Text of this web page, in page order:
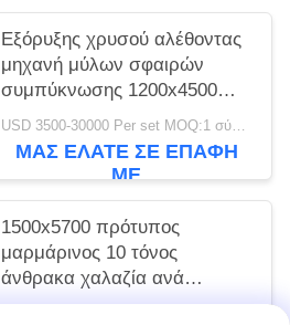
Εξόρυξης χρυσού αλέθοντας
μηχανή μύλων σφαιρών
συμπύκνωσης 1200x4500
κεραμική
USD 3500-30000 Per set MOQ:1 σύνολο
ΜΑΣ ΕΛΆΤΕ ΣΕ ΕΠΑΦΉ
ΜΕ
1500x5700 πρότυπος
μαρμάρινος 10 τόνος
άνθρακα χαλαζία ανά
πέτρινο αλέθοντας χρυσό